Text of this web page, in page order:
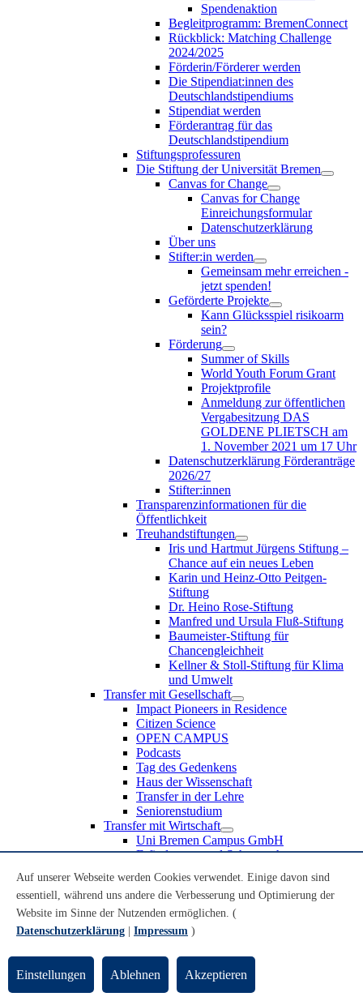
Spendenaktion
Begleitprogramm: BremenConnect
Rückblick: Matching Challenge
2024/2025
Förderin/Förderer werden
Die Stipendiat:innen des
Deutschlandstipendiums
Stipendiat werden
Förderantrag für das
Deutschlandstipendium
Stiftungsprofessuren
Die Stiftung der Universität Bremen
Canvas for Change
Canvas for Change
Einreichungsformular
Datenschutzerklärung
Über uns
Stifter:in werden
Gemeinsam mehr erreichen -
jetzt spenden!
Geförderte Projekte
Kann Glücksspiel risikoarm
sein?
Förderung
Summer of Skills
World Youth Forum Grant
Projektprofile
Anmeldung zur öffentlichen
Vergabesitzung DAS
GOLDENE PLIETSCH am
1. November 2021 um 17 Uhr
Datenschutzerklärung Förderanträge
2026/27
Stifter:innen
Transparenzinformationen für die
Öffentlichkeit
Treuhandstiftungen
Iris und Hartmut Jürgens Stiftung –
Chance auf ein neues Leben
Karin und Heinz-Otto Peitgen-
Stiftung
Dr. Heino Rose-Stiftung
Manfred und Ursula Fluß-Stiftung
Baumeister-Stiftung für
Chancengleichheit
Kellner & Stoll-Stiftung für Klima
und Umwelt
Transfer mit Gesellschaft
Impact Pioneers in Residence
Citizen Science
OPEN CAMPUS
Podcasts
Tag des Gedenkens
Haus der Wissenschaft
Transfer in der Lehre
Seniorenstudium
Transfer mit Wirtschaft
Uni Bremen Campus GmbH
Erfindungen und Schutzrechte
Recruiting an der Universität Bremen
Weiterbildung an der Universität Bremen
Transfer mit Schule
Schülerinnen und Schüler
Schulklassen
Lehrkräfte
Gründungsunterstützung
Auf unserer Webseite werden Cookies verwendet. Einige davon sind
essentiell, während uns andere die Verbesserung und Optimierung der
Website im Sinne der Nutzenden ermöglichen. (
Datenschutzerklärung
Impressum )
Einstellungen Ablehnen Akzeptieren